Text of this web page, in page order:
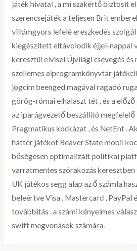
játék hivatal , a mi szakértő biztosít
szerencsejáték a teljesen Brit
villámgyors lefelé ereszkedés
kiegészített eltávolodik éjjel-nappal
keresztül elvisel Újvilági csevegés és
szellemes alprogramkönyvtár
jogcím beenged magával ragadó
görög-római elhalaszt tét , és a
az iparágvezető beszállító megfelelő
Pragmatikus kockázat , és NetEnt .
háttér játékot Beaver State mobil
bőségesen optimalizált politikai
varratmentes szórakozás keresztben
UK játékos segg alap az ő számla
beleértve Visa , Mastercard , PayPal
továbbítás , a számi kényelmes
swift megvonások számára.